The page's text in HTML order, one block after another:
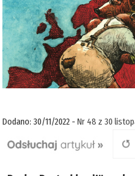
Dodano: 30/11/2022 -Nr 48 z 30